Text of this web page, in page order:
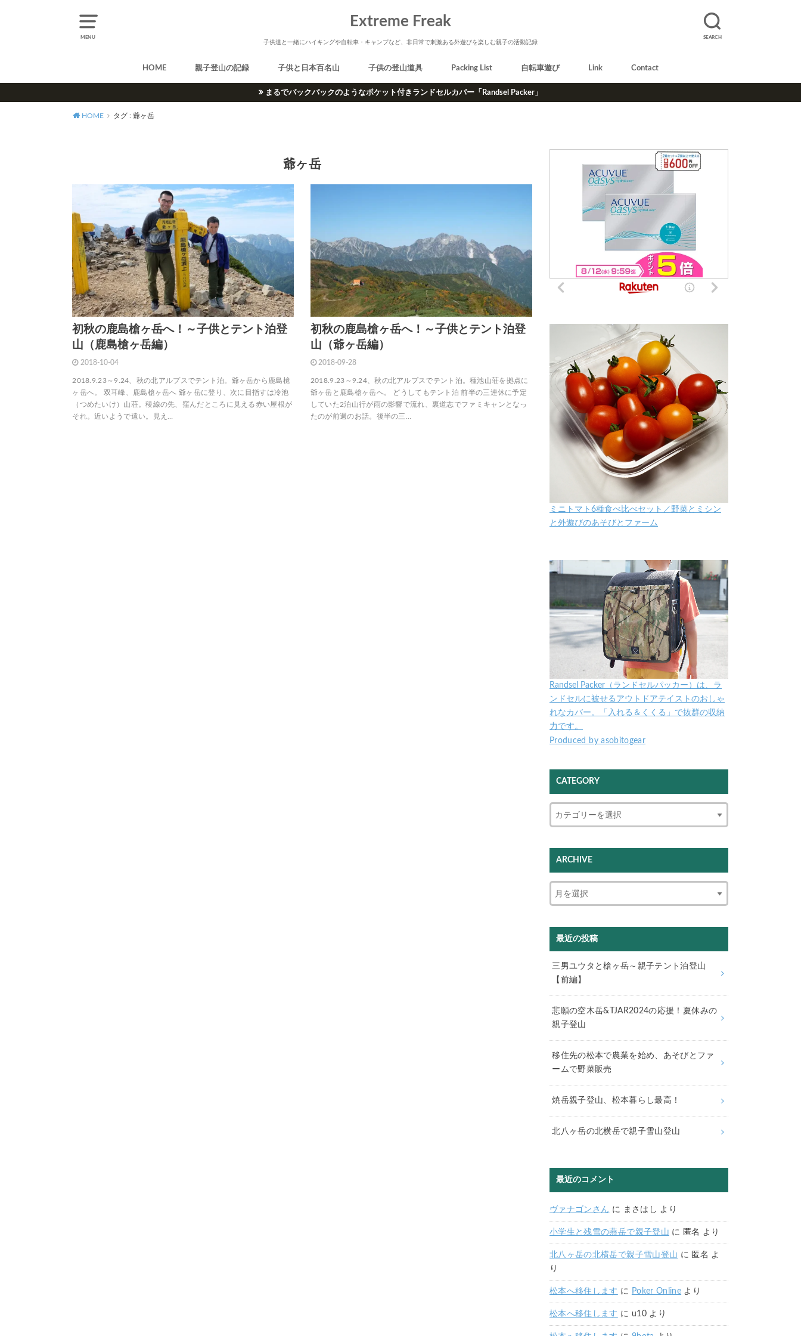
MENU SEARCH
Extreme Freak
子供達と一緒にハイキングや自転車・キャンプなど、非日常で刺激ある外遊びを楽しむ親子の活動記録
HOME 親子登山の記録 子供と日本百名山 子供の登山道具 Packing List 自転車遊び Link Contact
まるでバックパックのようなポケット付きランドセルカバー「Randsel Packer」
HOME タグ : 爺ヶ岳
爺ヶ岳
初秋の鹿島槍ヶ岳へ！～子供とテント泊登
山（鹿島槍ヶ岳編）
2018-10-04
2018.9.23～9.24、秋の北アルプスでテント泊。爺ヶ岳から鹿島槍
ヶ岳へ。 双耳峰、鹿島槍ヶ岳へ 爺ヶ岳に登り、次に目指すは冷池
（つめたいけ）山荘。稜線の先、窪んだところに見える赤い屋根が
それ。近いようで遠い。見え…
初秋の鹿島槍ヶ岳へ！～子供とテント泊登
山（爺ヶ岳編）
2018-09-28
2018.9.23～9.24、秋の北アルプスでテント泊。種池山荘を拠点に
爺ヶ岳と鹿島槍ヶ岳へ。 どうしてもテント泊 前半の三連休に予定
していた2泊山行が雨の影響で流れ、裏道志でファミキャンとなっ
たのが前週のお話。後半の三…
ミニトマト6種食べ比べセット／野菜とミシン
と外遊びのあそびとファーム
Randsel Packer（ランドセルパッカー）は、ラ
ンドセルに被せるアウトドアテイストのおしゃ
れなカバー。「入れる＆くくる」で抜群の収納
力です。
Produced by asobitogear
CATEGORY
ARCHIVE
最近の投稿
三男ユウタと槍ヶ岳～親子テント泊登山
【前編】
悲願の空木岳&TJAR2024の応援！夏休みの
親子登山
移住先の松本で農業を始め、あそびとファ
ームで野菜販売
焼岳親子登山、松本暮らし最高！
北八ヶ岳の北横岳で親子雪山登山
最近のコメント
ヴァナゴンさん に まさはし より
小学生と残雪の燕岳で親子登山 に 匿名 より
北八ヶ岳の北横岳で親子雪山登山 に 匿名 よ
り
松本へ移住します に Poker Online より
松本へ移住します に u10より